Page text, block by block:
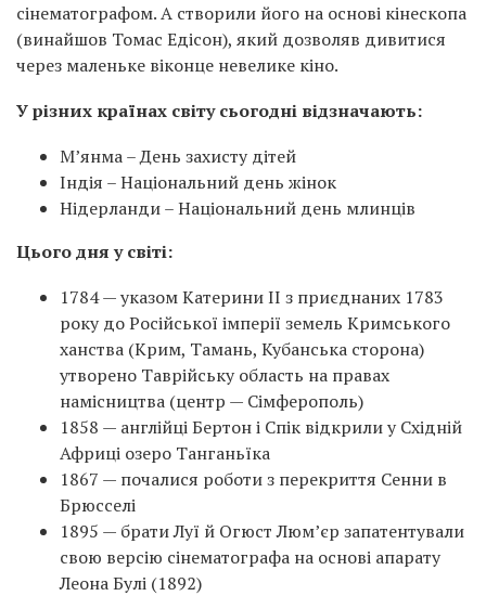
сінематографом. А створили його на основі кінескопа
(винайшов Томас Едісон), який дозволяв дивитися
через маленьке віконце невелике кіно.
У різних країнах світу сьогодні відзначають:
М’янма – День захисту дітей
Індія – Національний день жінок
Нідерланди – Національний день млинців
Цього дня у світі:
1784 — указом Катерини II з приєднаних 1783
року до Російської імперії земель Кримського
ханства (Крим, Тамань, Кубанська сторона)
утворено Таврійську область на правах
намісництва (центр — Сімферополь)
1858 — англійці Бертон і Спік відкрили у Східній
Африці озеро Танганьїка
1867 — почалися роботи з перекриття Сенни в
Брюсселі
1895 — брати Луї й Огюст Люм’єр запатентували
свою версію сінематографа на основі апарату
Леона Булі (1892)